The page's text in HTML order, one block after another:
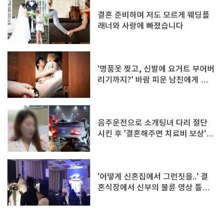
결혼 준비하며 저도 모르게 웨딩플
래너와 사랑에 빠졌습니다
'명품옷 찢고, 신발에 요거트 부어버
리기까지?' 바람 피운 남친에게 이
음주운전으로 소개팅녀 다리 절단
시킨 후 '결혼해주면 치료비 보상'하
'어떻게 신혼집에서 그런짓을..' 결
혼식장에서 신부의 불륜 영상 틀어